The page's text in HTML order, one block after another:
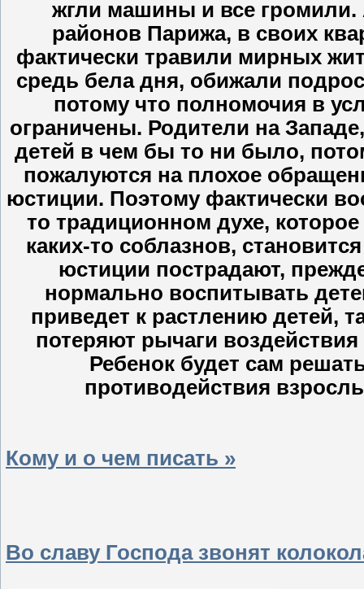
жгли машины и все громили.
районов Парижа, в своих
фактически травили мирных
средь бела дня, обижали
потому что полномочия в
ограничены. Родители на
детей в чем бы то ни было,
пожалуются на плохое
юстиции. Поэтому фактически
то традиционном духе,
каких-то соблазнов,
юстиции пострадают,
нормально воспитывать
приведет к растлению детей,
потеряют рычаги
Ребенок будет сам
противодействия
Кому и о чем писать »
Во славу Господа звонят